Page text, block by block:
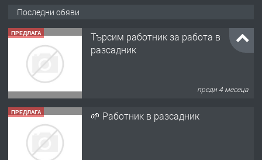
Последни обяви
ПРЕДЛАГА
Търсим работник за работа в
разсадник
преди 4 месеца
ПРЕДЛАГА 🌱 Работник в разсадник